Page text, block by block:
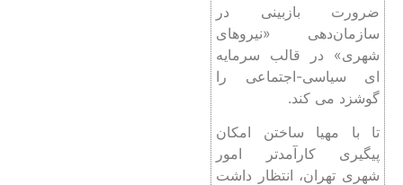
ضرورت بازبینی در
سازمان‌دهی «نیروهای
شهری» در قالب سرمایه
‌ای سیاسی-اجتماعی را
گوشزد می‌ کند.
تا با مهیا ساختن امکان
پیگیری کارآمدتر امور
شهری تهران، انتظار داشت